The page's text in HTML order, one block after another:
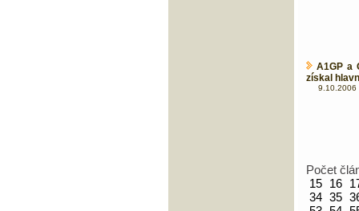
A1GP a
získal
9.10.2006
Počet
15 16
34 35